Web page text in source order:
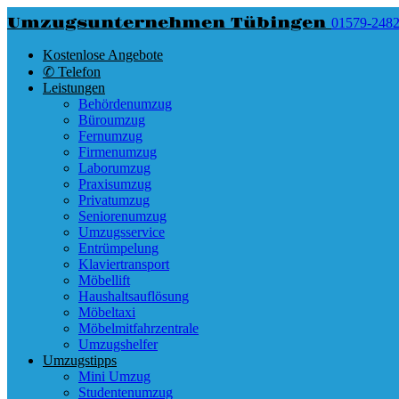
Umzugsunternehmen Tübingen 01579-
Kostenlose Angebote
✆ Telefon
Leistungen
Behördenumzug
Büroumzug
Fernumzug
Firmenumzug
Laborumzug
Praxisumzug
Privatumzug
Seniorenumzug
Umzugsservice
Entrümpelung
Klaviertransport
Möbellift
Haushaltsauflösung
Möbeltaxi
Möbelmitfahrzentrale
Umzugshelfer
Umzugstipps
Mini Umzug
Studentenumzug